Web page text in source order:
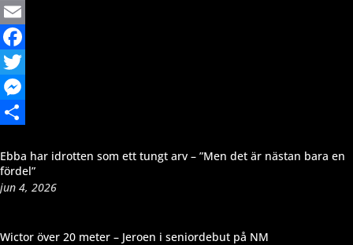
Email
Facebook
Twitter
Messenger
Ebba har idrotten som ett tungt arv – ”Men det är nästan bara en
fördel”
jun 4, 2026
Wictor över 20 meter – Jeroen i seniordebut på NM